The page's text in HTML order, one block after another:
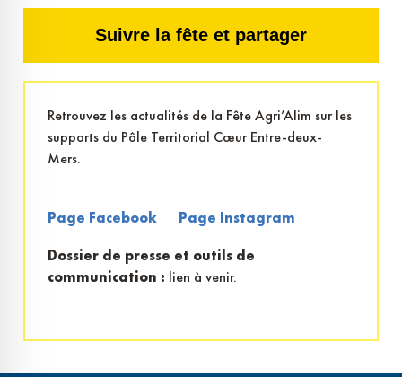
Suivre la fête et partager
Retrouvez les actualités de la Fête Agri’Alim sur les
supports du Pôle Territorial Cœur Entre-deux-
Mers.
Page Facebook
Page Instagram
Dossier de presse et outils de
communication : lien à venir.